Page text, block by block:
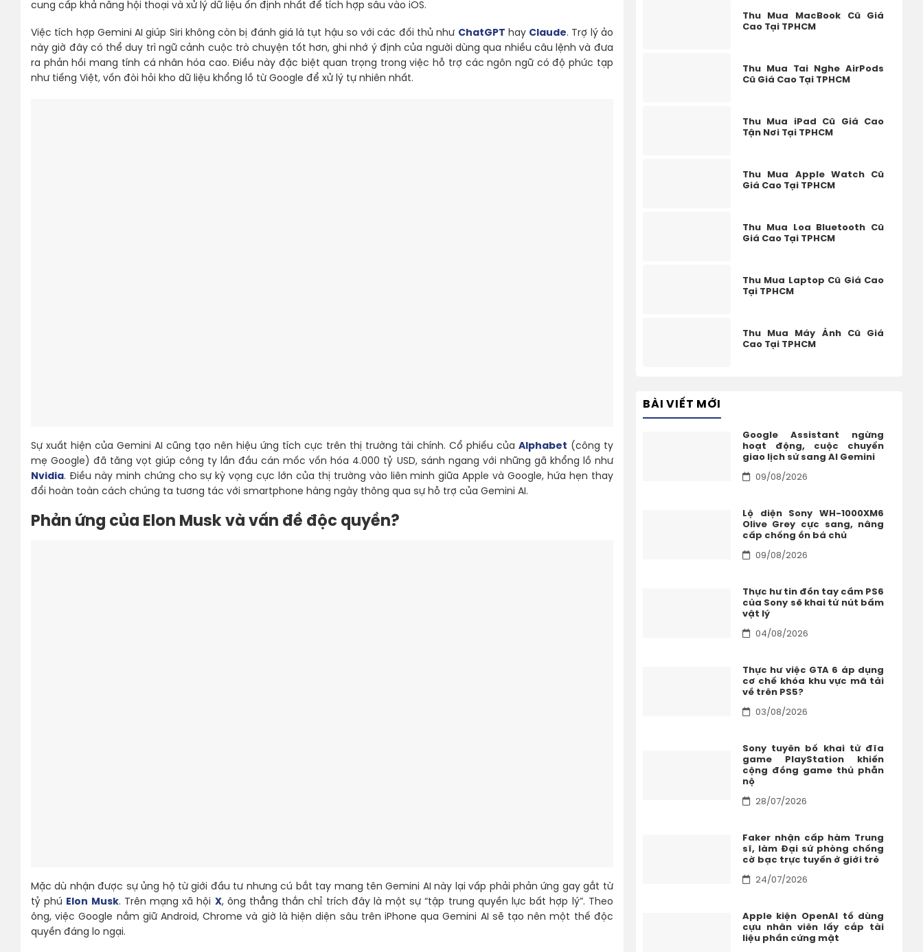
cung cấp khả năng hội thoại và xử lý dữ liệu ổn định nhất để tích hợp sâu vào iOS.
Việc tích hợp Gemini AI giúp Siri không còn bị đánh giá là tụt hậu so với các đối thủ như ChatGPT hay Claude. Trợ lý ảo
này giờ đây có thể duy trì ngữ cảnh cuộc trò chuyện tốt hơn, ghi nhớ ý định của người dùng qua nhiều câu lệnh và đưa
ra phản hồi mang tính cá nhân hóa cao. Điều này đặc biệt quan trọng trong việc hỗ trợ các ngôn ngữ có độ phức tạp
như tiếng Việt, vốn đòi hỏi kho dữ liệu khổng lồ từ Google để xử lý tự nhiên nhất.
Sự xuất hiện của Gemini AI cũng tạo nên hiệu ứng tích cực trên thị trường tài chính. Cổ phiếu của Alphabet (công ty
mẹ Google) đã tăng vọt giúp công ty lần đầu cán mốc vốn hóa 4.000 tỷ USD, sánh ngang với những gã khổng lồ như
Nvidia. Điều này minh chứng cho sự kỳ vọng cực lớn của thị trường vào liên minh giữa Apple và Google, hứa hẹn thay
đổi hoàn toàn cách chúng ta tương tác với smartphone hàng ngày thông qua sự hỗ trợ của Gemini AI.
Phản ứng của Elon Musk và vấn đề độc quyền?
Mặc dù nhận được sự ủng hộ từ giới đầu tư nhưng cú bắt tay mang tên Gemini AI này lại vấp phải phản ứng gay gắt từ
tỷ phú Elon Musk. Trên mạng xã hội X, ông thẳng thắn chỉ trích đây là một sự “tập trung quyền lực bất hợp lý”. Theo
ông, việc Google nắm giữ Android, Chrome và giờ là hiện diện sâu trên iPhone qua Gemini AI sẽ tạo nên một thế độc
quyền đáng lo ngại.
Thu Mua MacBook Cũ Giá
Cao Tại TPHCM
Thu Mua Tai Nghe AirPods
Cũ Giá Cao Tại TPHCM
Thu Mua iPad Cũ Giá Cao
Tận Nơi Tại TPHCM
Thu Mua Apple Watch Cũ
Giá Cao Tại TPHCM
Thu Mua Loa Bluetooth Cũ
Giá Cao Tại TPHCM
Thu Mua Laptop Cũ Giá Cao
Tại TPHCM
Thu Mua Máy Ảnh Cũ Giá
Cao Tại TPHCM
BÀI VIẾT MỚI
Google Assistant ngừng
hoạt động, cuộc chuyển
giao lịch sử sang AI Gemini
09/08/2026
Lộ diện Sony WH-1000XM6
Olive Grey cực sang, nâng
cấp chống ồn bá chủ
09/08/2026
Thực hư tin đồn tay cầm PS6
của Sony sẽ khai tử nút bấm
vật lý
04/08/2026
Thực hư việc GTA 6 áp dụng
cơ chế khóa khu vực mã tải
về trên PS5?
03/08/2026
Sony tuyên bố khai tử đĩa
game PlayStation khiến
cộng đồng game thủ phẫn
nộ
28/07/2026
Faker nhận cấp hàm Trung
sĩ, làm Đại sứ phòng chống
cờ bạc trực tuyến ở giới trẻ
24/07/2026
Apple kiện OpenAI tố dùng
cựu nhân viên lấy cắp tài
liệu phần cứng mật